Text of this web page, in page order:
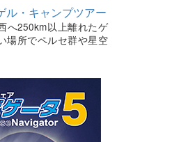
ル・キャンプツアー
へ250km以上離れたゲ
場所でペルセ群や星空